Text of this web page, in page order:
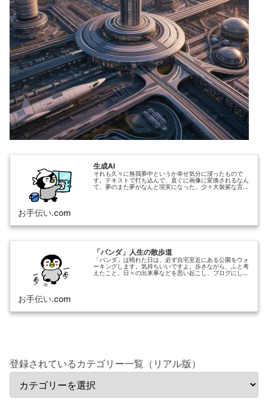
生成AI
それも久々に無我夢中というか幸せ気分に浸ったもので
す。テキストで打ち込んで、直ぐに画像に変換されるなん
て、夢のまた夢がなんと現実になった。少々大袈裟な言い
お手伝い.com
「パンダ」人生の散歩道
「パンダ」は晴れた日は、必ず自宅至近にある公園をウォ
ーキングします。気持ちいいですよ。歩きながら、ふと考
えたこと。日々の出来事などを思い起こし、ブログにして
お手伝い.com
登録されているカテゴリー一覧（リアル版）